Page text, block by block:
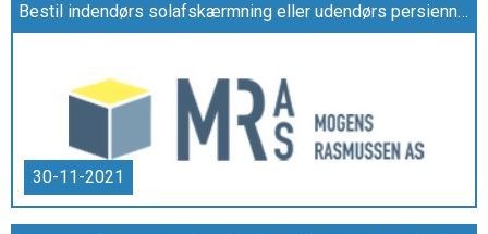
Bestil indendørs solafskærmning eller udendørs persienner fra Mogens Rasmussen
30-11-2021